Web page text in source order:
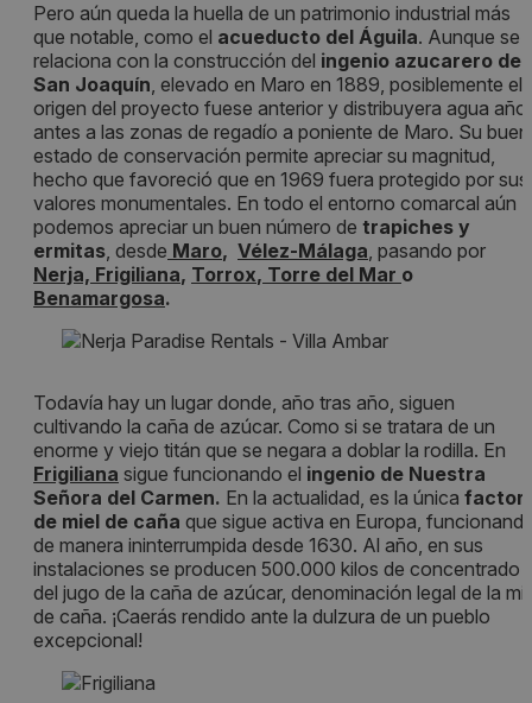
Pero aún queda la huella de un patrimonio industrial más
que notable, como el acueducto del Águila. Aunque se
relaciona con la construcción del ingenio azucarero de
San Joaquín, elevado en Maro en 1889, posiblemente el
origen del proyecto fuese anterior y distribuyera agua
antes a las zonas de regadío a poniente de Maro. Su buen
estado de conservación permite apreciar su magnitud,
hecho que favoreció que en 1969 fuera protegido por sus
valores monumentales. En todo el entorno comarcal aún
podemos apreciar un buen número de trapiches y
ermitas, desde Maro, Vélez-Málaga, pasando por
Nerja, Frigiliana, Torrox, Torre del Mar o
Benamargosa.
Todavía hay un lugar donde, año tras año, siguen
cultivando la caña de azúcar. Como si se tratara de un
enorme y viejo titán que se negara a doblar la rodilla. En
Frigiliana sigue funcionando el ingenio de Nuestra
Señora del Carmen. En la actualidad, es la única
de miel de caña que sigue activa en Europa,
de manera ininterrumpida desde 1630. Al año, en sus
instalaciones se producen 500.000 kilos de concentrado
del jugo de la caña de azúcar, denominación legal de la
de caña. ¡Caerás rendido ante la dulzura de un pueblo
excepcional!